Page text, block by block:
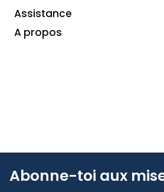
Assistance
A propos
Abonne-toi aux